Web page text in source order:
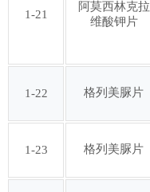
第七十五批
第八十一批
1-21
阿莫西林克拉
维酸钾片
1-22 格列美脲片
1-23 格列美脲片